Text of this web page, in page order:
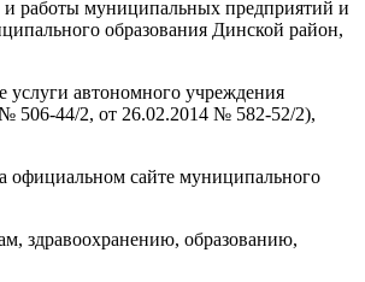
работы муниципальных предприятий и
образования Динской район,
автономного учреждения
506-44/2, от 26.02.2014 № 582-52/2),
официальном сайте муниципального
здравоохранению, образованию,